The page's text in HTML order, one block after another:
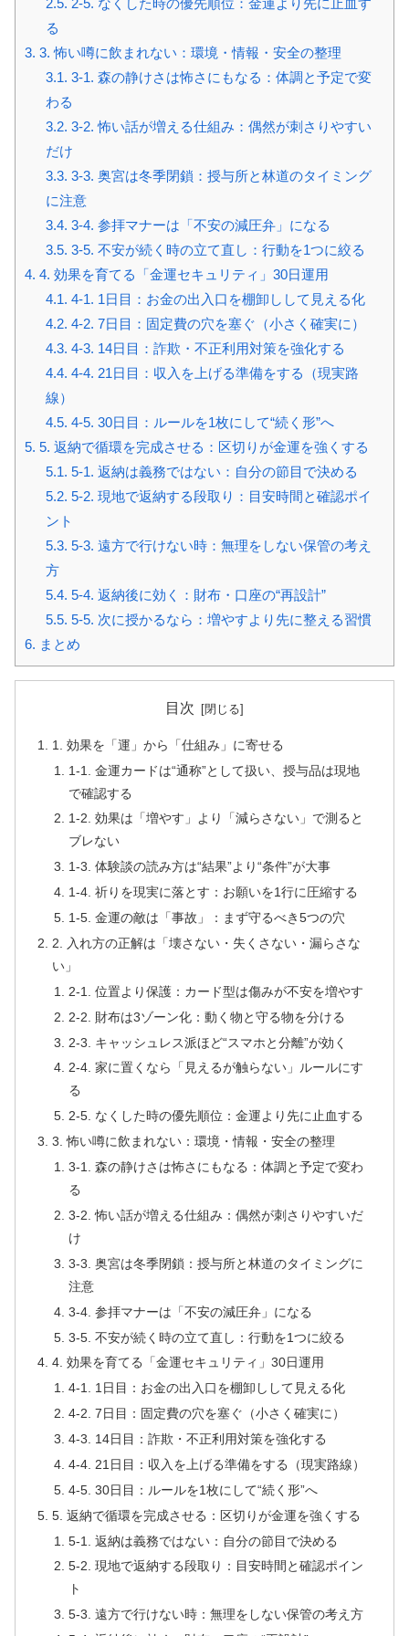
2.5. 2-5. なくした時の優先順位：金運より先に止血す
る
3. 3. 怖い噂に飲まれない：環境・情報・安全の整理
3.1. 3-1. 森の静けさは怖さにもなる：体調と予定で変
わる
3.2. 3-2. 怖い話が増える仕組み：偶然が刺さりやすい
だけ
3.3. 3-3. 奥宮は冬季閉鎖：授与所と林道のタイミング
に注意
3.4. 3-4. 参拝マナーは「不安の減圧弁」になる
3.5. 3-5. 不安が続く時の立て直し：行動を1つに絞る
4. 4. 効果を育てる「金運セキュリティ」30日運用
4.1. 4-1. 1日目：お金の出入口を棚卸しして見える化
4.2. 4-2. 7日目：固定費の穴を塞ぐ（小さく確実に）
4.3. 4-3. 14日目：詐欺・不正利用対策を強化する
4.4. 4-4. 21日目：収入を上げる準備をする（現実路
線）
4.5. 4-5. 30日目：ルールを1枚にして“続く形”へ
5. 5. 返納で循環を完成させる：区切りが金運を強くする
5.1. 5-1. 返納は義務ではない：自分の節目で決める
5.2. 5-2. 現地で返納する段取り：目安時間と確認ポイ
ント
5.3. 5-3. 遠方で行けない時：無理をしない保管の考え
方
5.4. 5-4. 返納後に効く：財布・口座の“再設計”
5.5. 5-5. 次に授かるなら：増やすより先に整える習慣
6. まとめ
目次
1. 効果を「運」から「仕組み」に寄せる
1-1. 金運カードは“通称”として扱い、授与品は現地
で確認する
1-2. 効果は「増やす」より「減らさない」で測ると
ブレない
1-3. 体験談の読み方は“結果”より“条件”が大事
1-4. 祈りを現実に落とす：お願いを1行に圧縮する
1-5. 金運の敵は「事故」：まず守るべき5つの穴
2. 入れ方の正解は「壊さない・失くさない・漏らさな
い」
2-1. 位置より保護：カード型は傷みが不安を増やす
2-2. 財布は3ゾーン化：動く物と守る物を分ける
2-3. キャッシュレス派ほど“スマホと分離”が効く
2-4. 家に置くなら「見えるが触らない」ルールにす
る
2-5. なくした時の優先順位：金運より先に止血する
3. 怖い噂に飲まれない：環境・情報・安全の整理
3-1. 森の静けさは怖さにもなる：体調と予定で変わ
る
3-2. 怖い話が増える仕組み：偶然が刺さりやすいだ
け
3-3. 奥宮は冬季閉鎖：授与所と林道のタイミングに
注意
3-4. 参拝マナーは「不安の減圧弁」になる
3-5. 不安が続く時の立て直し：行動を1つに絞る
4. 効果を育てる「金運セキュリティ」30日運用
4-1. 1日目：お金の出入口を棚卸しして見える化
4-2. 7日目：固定費の穴を塞ぐ（小さく確実に）
4-3. 14日目：詐欺・不正利用対策を強化する
4-4. 21日目：収入を上げる準備をする（現実路線）
4-5. 30日目：ルールを1枚にして“続く形”へ
5. 返納で循環を完成させる：区切りが金運を強くする
5-1. 返納は義務ではない：自分の節目で決める
5-2. 現地で返納する段取り：目安時間と確認ポイン
ト
5-3. 遠方で行けない時：無理をしない保管の考え方